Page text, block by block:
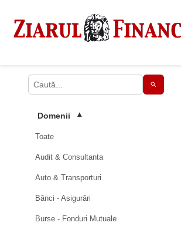
Domenii ▾
Toate
Audit & Consultanta
Auto & Transporturi
Bănci - Asigurări
Burse - Fonduri Mutuale